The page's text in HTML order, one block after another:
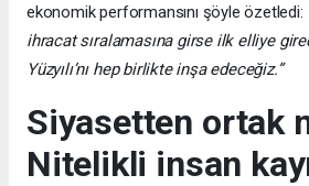
ekonomik performansını şöyle özetledi:
ihracat sıralamasına girse ilk elliye
Yüzyılı’nı hep birlikte inşa edeceğiz.”
Siyasetten ortak
Nitelikli insan